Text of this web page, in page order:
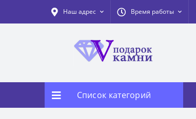
Наш адрес Время работы
Список категорий